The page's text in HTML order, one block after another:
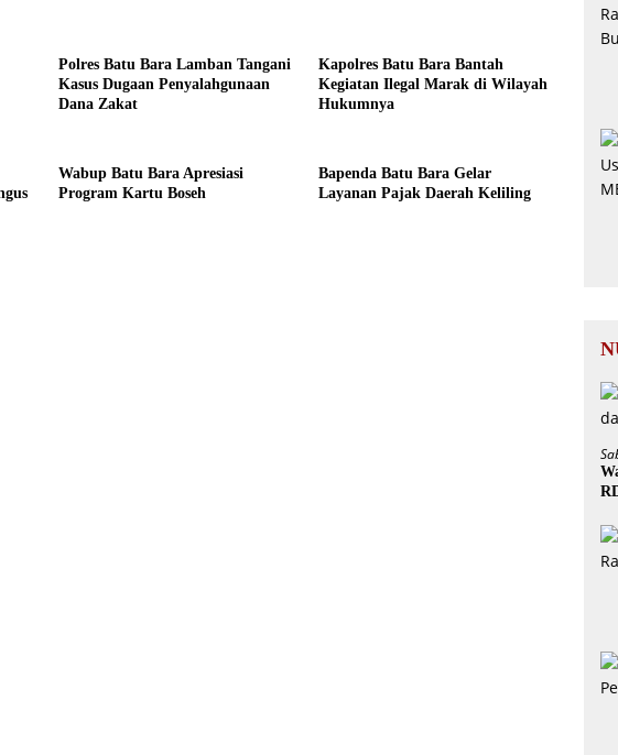
Polres Batu Bara Lamban Tangani
Kasus Dugaan Penyalahgunaan
Dana Zakat
Kapolres Batu Bara Bantah
Kegiatan Ilegal Marak di Wilayah
Hukumnya
Wabup Batu Bara Apresiasi
Program Kartu Boseh
Bapenda Batu Bara Gelar
Layanan Pajak Daerah Keliling